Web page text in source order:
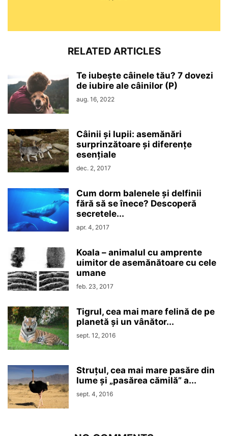
RELATED ARTICLES
Te iubește câinele tău? 7 dovezi
de iubire ale câinilor (P)
aug. 16, 2022
Câinii și lupii: asemănări
surprinzătoare și diferențe
esențiale
dec. 2, 2017
Cum dorm balenele și delfinii
fără să se înece? Descoperă
secretele...
apr. 4, 2017
Koala – animalul cu amprente
uimitor de asemănătoare cu cele
umane
feb. 23, 2017
Tigrul, cea mai mare felină de pe
planetă și un vânător...
sept. 12, 2016
Struțul, cea mai mare pasăre din
lume și „pasărea cămilă” a...
sept. 4, 2016